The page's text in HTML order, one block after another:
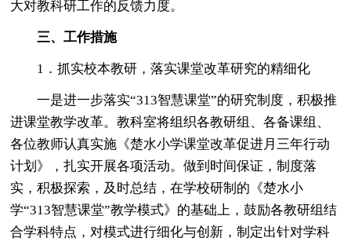
大对教科研工作的反馈力度。
三、工作措施
1．抓实校本教研，落实课堂改革研究的精细化
一是进一步落实“313智慧课堂”的研究制度，积极推
进课堂教学改革。教科室将组织各教研组、各备课组、
各位教师认真实施《楚水小学课堂改革促进月三年行动
计划》，扎实开展各项活动。做到时间保证，制度落
实，积极探索，及时总结，在学校研制的《楚水小
学“313智慧课堂”教学模式》的基础上，鼓励各教研组结
合学科特点，对模式进行细化与创新，制定出针对学科